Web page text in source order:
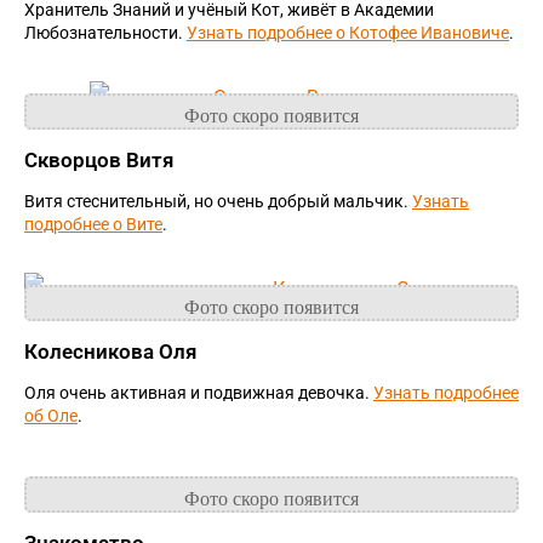
Хранитель Знаний и учёный Кот, живёт в Академии
Любознательности. Узнать подробнее о Котофее Ивановиче.
Скворцов Витя
Витя стеснительный, но очень добрый мальчик. Узнать
подробнее о Вите.
Колесникова Оля
Оля очень активная и подвижная девочка. Узнать подробнее
об Оле.